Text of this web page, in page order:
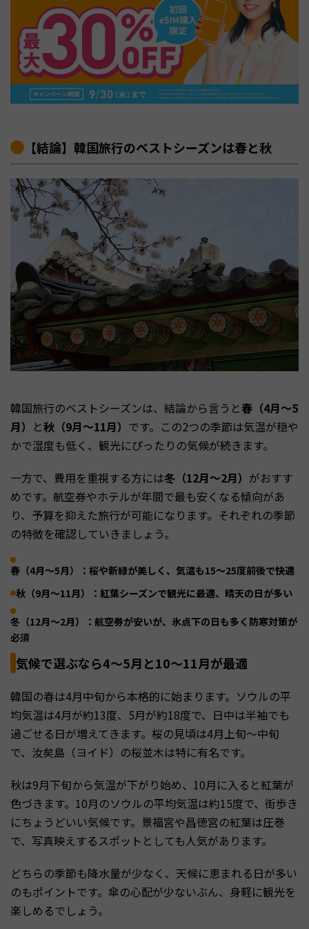
【結論】韓国旅行のベストシーズンは春と秋
韓国旅行のベストシーズンは、結論から言うと春（4月〜5
月） と秋（9月〜11月） です。この2つの季節は気温が穏や
かで湿度も低く、観光にぴったりの気候が続きます。
一方で、費用を重視する方には冬（12月〜2月） がおすす
めです。航空券やホテルが年間で最も安くなる傾向があ
り、予算を抑えた旅行が可能になります。それぞれの季節
の特徴を確認していきましょう。
春（4月〜5月）：桜や新緑が美しく、気温も15〜25度前後で快適
秋（9月〜11月）：紅葉シーズンで観光に最適、晴天の日が多い
冬（12月〜2月）：航空券が安いが、氷点下の日も多く防寒対策が
必須
気候で選ぶなら4〜5月と10〜11月が最適
韓国の春は4月中旬から本格的に始まります。ソウルの平
均気温は4月が約13度、5月が約18度で、日中は半袖でも
過ごせる日が増えてきます。桜の見頃は4月上旬〜中旬
で、汝矣島（ヨイド）の桜並木は特に有名です。
秋は9月下旬から気温が下がり始め、10月に入ると紅葉が
色づきます。10月のソウルの平均気温は約15度で、街歩き
にちょうどいい気候です。景福宮や昌徳宮の紅葉は圧巻
で、写真映えするスポットとしても人気があります。
どちらの季節も降水量が少なく、天候に恵まれる日が多い
のもポイントです。傘の心配が少ないぶん、身軽に観光を
楽しめるでしょう。